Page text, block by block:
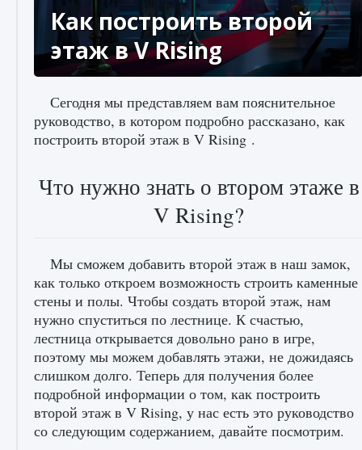
сохранение данных мира»
2 511
Как заработать медали лиги Clash of Clans
9 августа 2024 2 599 0 1
Как построить второй
этаж в V Rising
Сегодня мы представляем вам пояснительное
руководство, в котором подробно рассказано, как
построить второй этаж в V Rising .
Что нужно знать о втором этаже в
V Rising?
Мы сможем добавить второй этаж в наш замок,
как только откроем возможность строить каменные
стены и полы. Чтобы создать второй этаж, нам
нужно спуститься по лестнице. К счастью,
лестница открывается довольно рано в игре,
поэтому мы можем добавлять этажи, не дожидаясь
слишком долго. Теперь для получения более
подробной информации о том, как построить
второй этаж в V Rising, у нас есть это руководство
со следующим содержанием, давайте посмотрим.